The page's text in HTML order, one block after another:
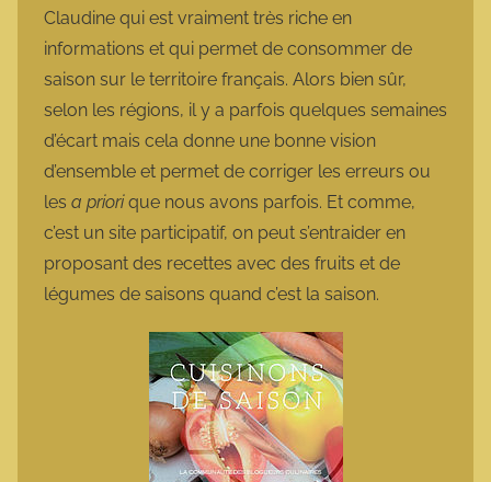
Claudine qui est vraiment très riche en
informations et qui permet de consommer de
saison sur le territoire français. Alors bien sûr,
selon les régions, il y a parfois quelques semaines
d’écart mais cela donne une bonne vision
d’ensemble et permet de corriger les erreurs ou
les a priorique nous avons parfois. Et comme,
c’est un site participatif, on peut s’entraider en
proposant des recettes avec des fruits et de
légumes de saisons quand c’est la saison.